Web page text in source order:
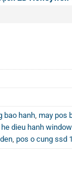
bao hanh may pos
dieu hanh
pos o cung ssd